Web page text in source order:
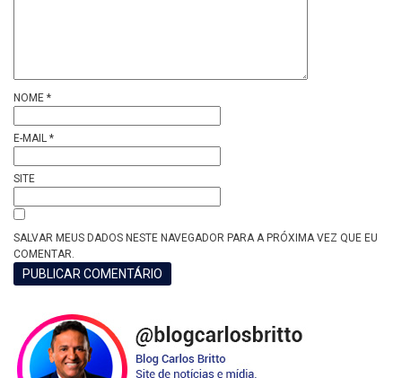
NOME *
E-MAIL *
SITE
SALVAR MEUS DADOS NESTE NAVEGADOR PARA A PRÓXIMA VEZ QUE EU
COMENTAR.